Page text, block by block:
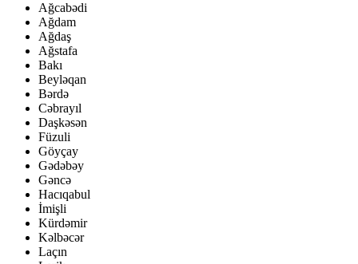
Ağcabədi
Ağdam
Ağdaş
Ağstafa
Bakı
Beyləqan
Bərdə
Cəbrayıl
Daşkəsən
Füzuli
Göyçay
Gədəbəy
Gəncə
Hacıqabul
İmişli
Kürdəmir
Kəlbəcər
Laçın